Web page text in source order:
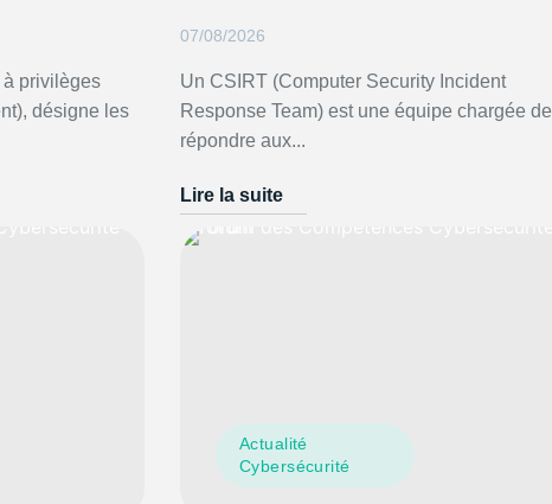
à privilèges
désigne les
07/08/2026
Un CSIRT (Computer Security Incident
Response Team) est une équipe chargée de
répondre aux...
Lire la suite
Actualité
Cybersécurité